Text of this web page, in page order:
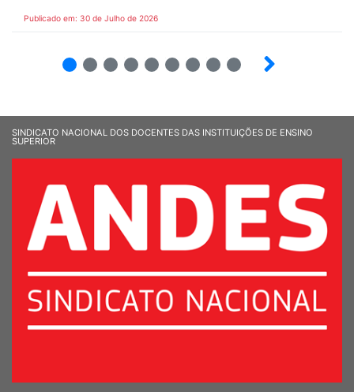
Publicado em: 30 de Julho de 2026
SINDICATO NACIONAL DOS DOCENTES DAS INSTITUIÇÕES DE ENSINO
SUPERIOR